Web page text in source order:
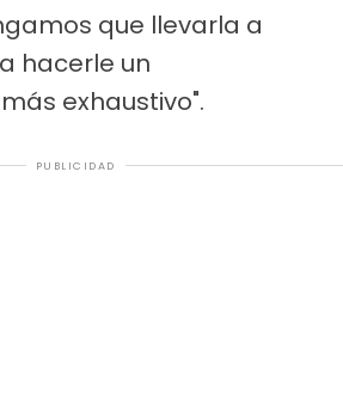
que llevarla a
hacerle un
exhaustivo".
PUBLICIDAD